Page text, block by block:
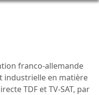
franco-allemande
industrielle en matière
TDF et TV-SAT, par